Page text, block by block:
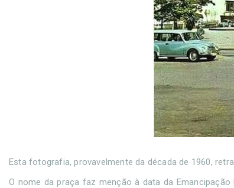
Esta fotografia, provavelmente da década de 1960,
O nome da praça faz menção à data da